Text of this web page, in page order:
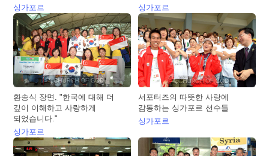
싱가포르
싱가포르
환송식 장면. "한국에 대해 더
깊이 이해하고 사랑하게
되었습니다."
싱가포르
서포터즈의 따뜻한 사랑에
감동하는 싱가포르 선수들
싱가포르